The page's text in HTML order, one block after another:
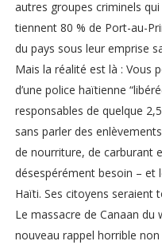
autres groupes criminels
tiennent 80 % de Port-au-
du pays sous leur emprise
Mais la réalité est là : Vous
d’une police haïtienne
responsables de quelque
sans parler des
de nourriture, de carburant
désespérément besoin – et
Haïti. Ses citoyens seraient
Le massacre de Canaan
nouveau rappel horrible